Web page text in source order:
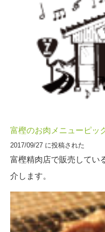
富樫のお肉メニューピッ
2017/09/27 に投稿された
富樫精肉店で販売してい
介します。